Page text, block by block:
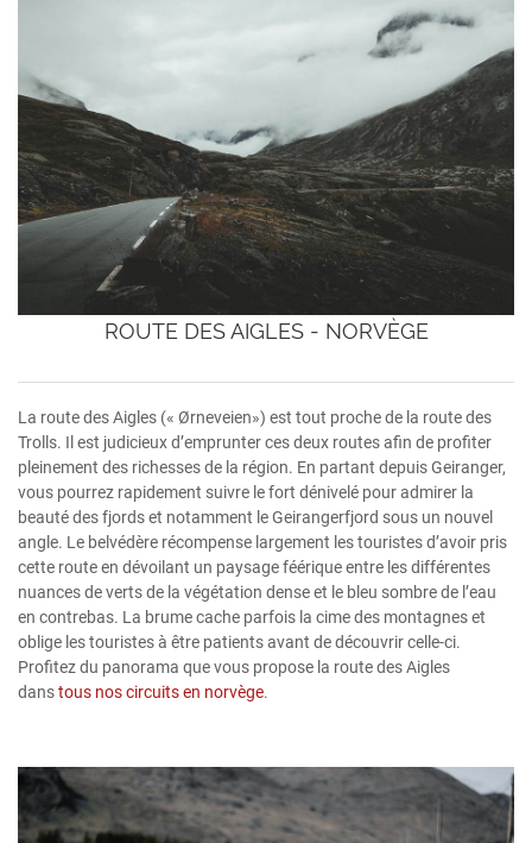
ROUTE DES AIGLES - NORVÈGE
La route des Aigles (« Ørneveien») est tout proche de la route des
Trolls. Il est judicieux d’emprunter ces deux routes afin de profiter
pleinement des richesses de la région. En partant depuis Geiranger,
vous pourrez rapidement suivre le fort dénivelé pour admirer la
beauté des fjords et notamment le Geirangerfjord sous un nouvel
angle. Le belvédère récompense largement les touristes d’avoir pris
cette route en dévoilant un paysage féérique entre les différentes
nuances de verts de la végétation dense et le bleu sombre de l’eau
en contrebas. La brume cache parfois la cime des montagnes et
oblige les touristes à être patients avant de découvrir celle-ci.
Profitez du panorama que vous propose la route des Aigles
danstous nos circuits en norvège.